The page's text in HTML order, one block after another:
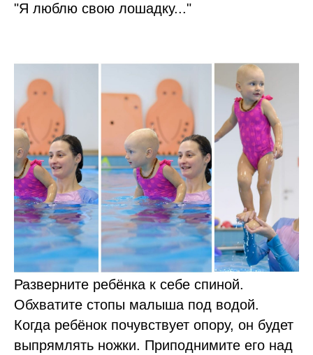
"Я люблю свою лошадку..."
Разверните ребёнка к себе спиной.
Обхватите стопы малыша под водой.
Когда ребёнок почувствует опору, он будет
выпрямлять ножки. Приподнимите его над